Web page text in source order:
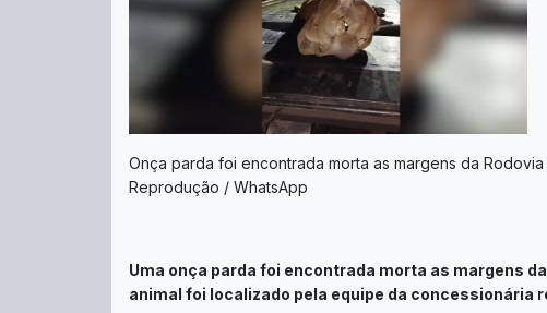
Onça parda foi encontrada morta as margens da
Reprodução / WhatsApp
Uma onça parda foi encontrada morta as margens
animal foi localizado pela equipe da concessionária